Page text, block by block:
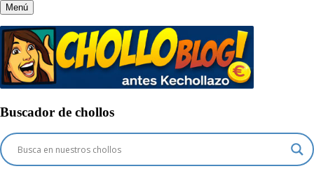
Menú
Buscador de chollos